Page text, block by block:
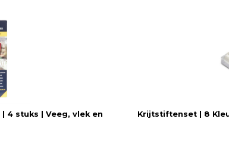
4 stuks | Veeg, vlek en
Krijtstiftenset | 8